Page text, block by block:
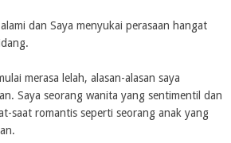
dan Saya menyukai perasaan hangat
merasa lelah, alasan-alasan saya
Saya seorang wanita yang sentimentil dan
saat romantis seperti seorang anak yang